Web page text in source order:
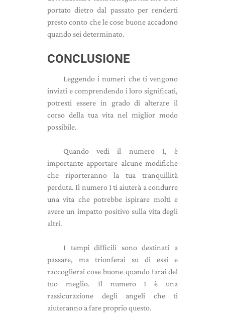
portato dietro dal passato per renderti
presto conto che le cose buone accadono
quando sei determinato.
CONCLUSIONE
Leggendo i numeri che ti vengono
inviati e comprendendo i loro significati,
potresti essere in grado di alterare il
corso della tua vita nel miglior modo
possibile.
Quando vedi il numero 1, è
importante apportare alcune modifiche
che riporteranno la tua tranquillità
perduta. Il numero 1 ti aiuterà a condurre
una vita che potrebbe ispirare molti e
avere un impatto positivo sulla vita degli
altri.
I tempi difficili sono destinati a
passare, ma trionferai su di essi e
raccoglierai cose buone quando farai del
tuo meglio. Il numero 1 è una
rassicurazione degli angeli che ti
aiuteranno a fare proprio questo.